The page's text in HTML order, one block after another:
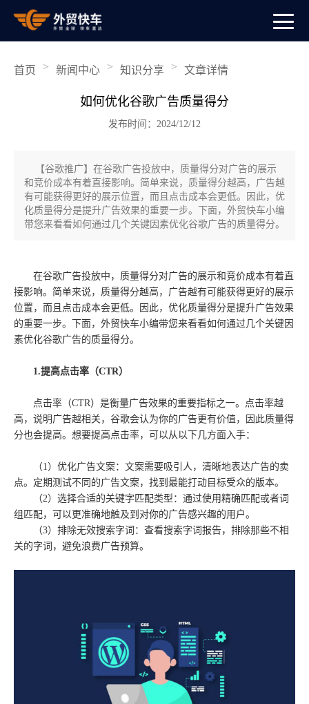
首页 > 新闻中心 > 知识分享 > 文章详情
如何优化谷歌广告质量得分
发布时间：2024/12/12
【谷歌推广】在谷歌广告投放中，质量得分对广告的展示
和竞价成本有着直接影响。简单来说，质量得分越高，广告越
有可能获得更好的展示位置，而且点击成本会更低。因此，优
化质量得分是提升广告效果的重要一步。下面，外贸快车小编
带您来看看如何通过几个关键因素优化谷歌广告的质量得分。
在谷歌广告投放中，质量得分对广告的展示和竞价成本有着直
接影响。简单来说，质量得分越高，广告越有可能获得更好的展示
位置，而且点击成本会更低。因此，优化质量得分是提升广告效果
的重要一步。下面，外贸快车小编带您来看看如何通过几个关键因
素优化谷歌广告的质量得分。
1.提高点击率（CTR）
点击率（CTR）是衡量广告效果的重要指标之一。点击率越
高，说明广告越相关，谷歌会认为你的广告更有价值，因此质量得
分也会提高。想要提高点击率，可以从以下几方面入手：
（1）优化广告文案：文案需要吸引人，清晰地表达广告的卖
点。定期测试不同的广告文案，找到最能打动目标受众的版本。
（2）选择合适的关键字匹配类型：通过使用精确匹配或者词
组匹配，可以更准确地触及到对你的广告感兴趣的用户。
（3）排除无效搜索字词：查看搜索字词报告，排除那些不相
关的字词，避免浪费广告预算。